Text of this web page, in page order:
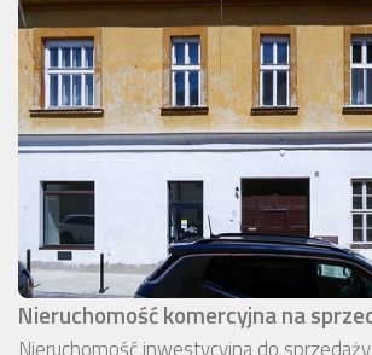
Nieruchomość komercyjna na